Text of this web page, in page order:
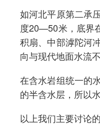
如河北平原第二承
度20—50米，底界
积扇、中部滹陀河
向与现代地面水流
在含水岩组统一的
的半含水层，所以
以上我们主要讨论